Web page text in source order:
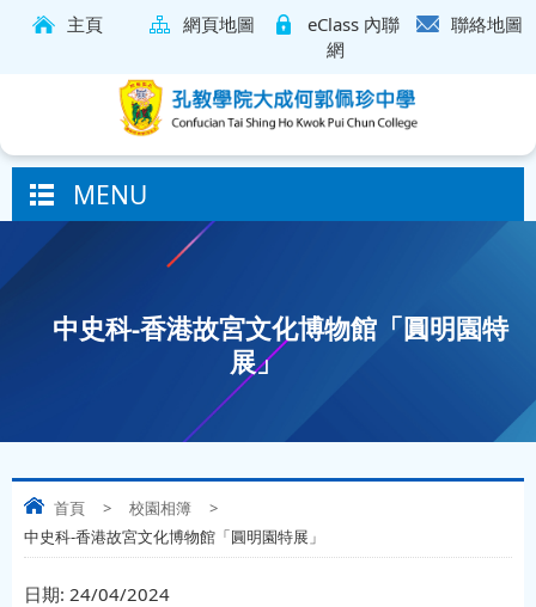
主頁 網頁地圖
eClass 內聯
網
聯絡地圖
MENU
中史科-香港故宮文化博物館「圓明園特
展」
首頁 > 校園相簿
>
中史科-香港故宮文化博物館「圓明園特展」
日期: 24/04/2024